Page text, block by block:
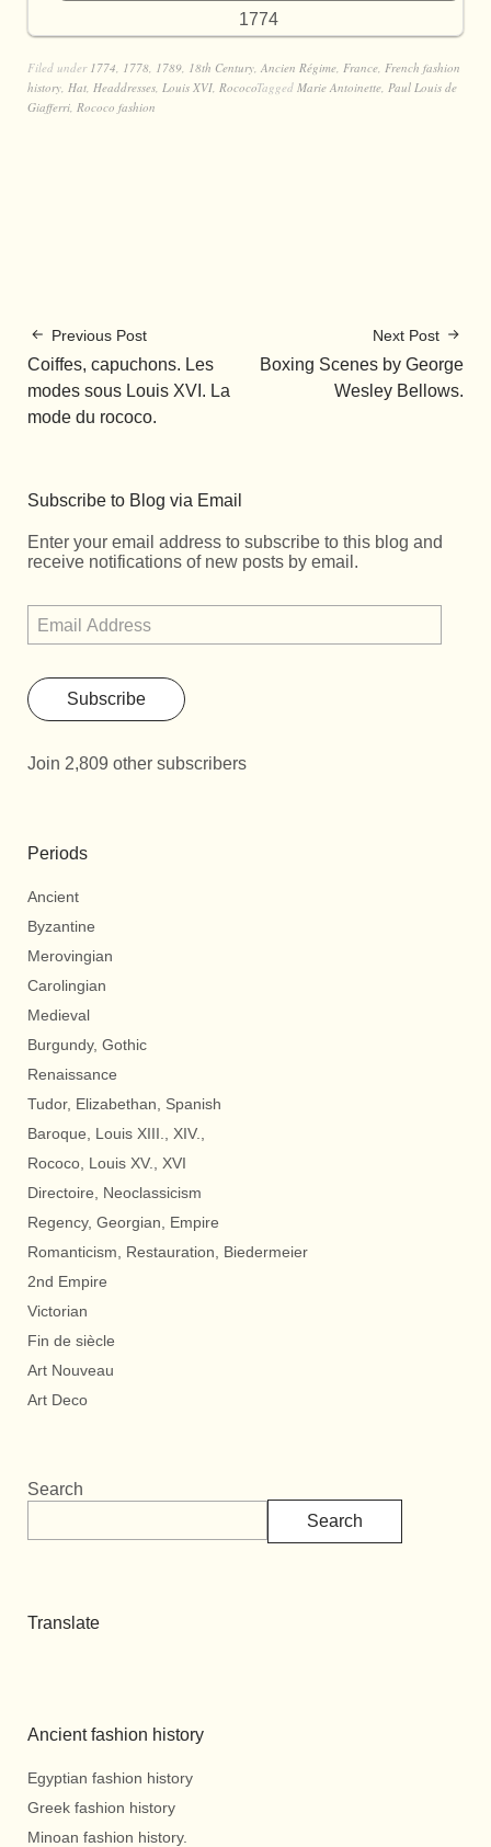
1774
Filed under 1774, 1778, 1789, 18th Century, Ancien Régime, France, French fashion
history, Hat, Headdresses, Louis XVI, RococoTagged Marie Antoinette, Paul Louis de
Giafferri, Rococo fashion
Previous Post
Coiffes, capuchons. Les
modes sous Louis XVI. La
mode du rococo.
Next Post
Boxing Scenes by George
Wesley Bellows.
Subscribe to Blog via Email
Enter your email address to subscribe to this blog and
receive notifications of new posts by email.
Subscribe
Join 2,809 other subscribers
Periods
Ancient
Byzantine
Merovingian
Carolingian
Medieval
Burgundy, Gothic
Renaissance
Tudor, Elizabethan, Spanish
Baroque, Louis XIII., XIV.,
Rococo, Louis XV., XVI
Directoire, Neoclassicism
Regency, Georgian, Empire
Romanticism, Restauration, Biedermeier
2nd Empire
Victorian
Fin de siècle
Art Nouveau
Art Deco
Search
Search
Translate
Ancient fashion history
Egyptian fashion history
Greek fashion history
Minoan fashion history.